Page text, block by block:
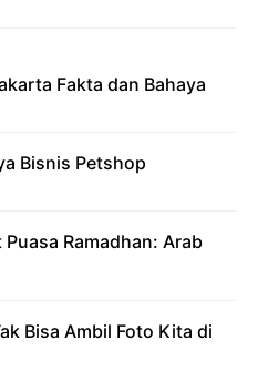
Fakta dan Bahaya
Bisnis Petshop
Ramadhan: Arab
Bisa Ambil Foto Kita di